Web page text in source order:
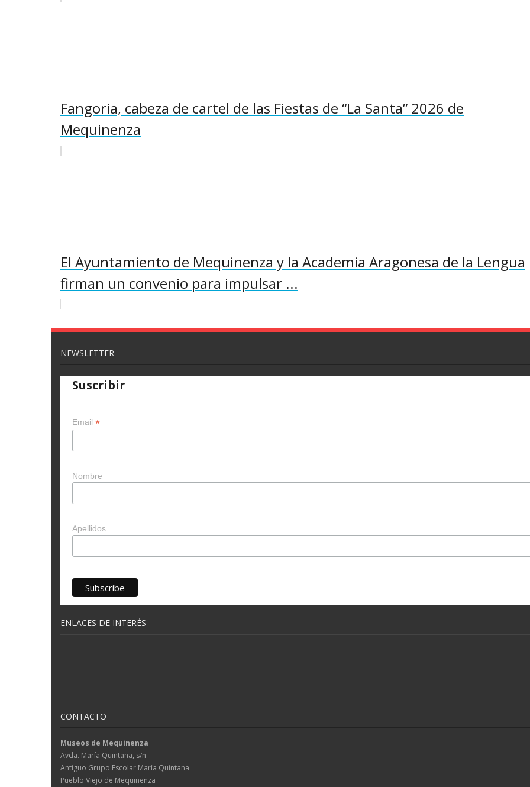
Fangoria, cabeza de cartel de las Fiestas de “La Santa” 2026 de
Mequinenza
El Ayuntamiento de Mequinenza y la Academia Aragonesa de la Lengua
firman un convenio para impulsar ...
NEWSLETTER
Suscribir
Email *
Nombre
Apellidos
ENLACES DE INTERÉS
CONTACTO
Museos de Mequinenza
Avda. María Quintana, s/n
Antiguo Grupo Escolar María Quintana
Pueblo Viejo de Mequinenza